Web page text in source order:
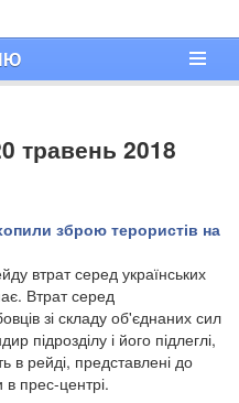
травень 2018
зброю терористів на
втрат серед українських
Втрат серед
зі складу об'єднаних сил
підрозділу і його підлеглі,
в рейді, представлені до
прес-центрі.